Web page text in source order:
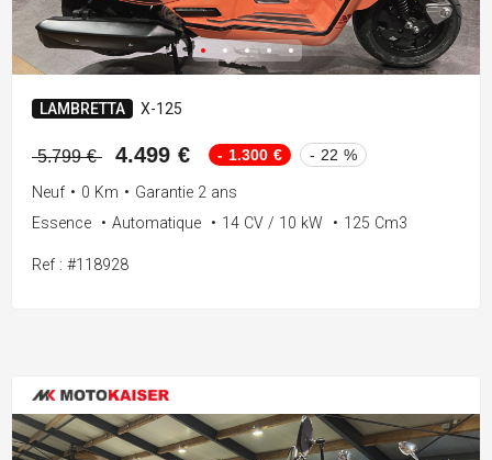
LAMBRETTA X-125
5.799 € 4.499 € - 1.300 € - 22 %
Neuf • 0 Km • Garantie 2 ans
Essence
• Automatique • 14 CV / 10 kW • 125 Cm3
Ref : #118928